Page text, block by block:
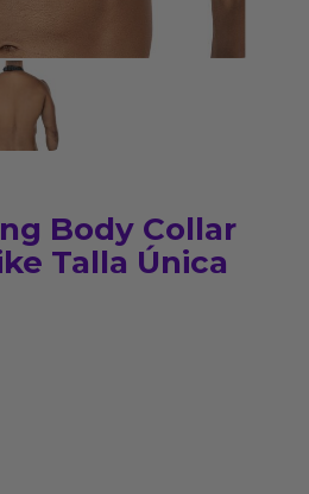
Body Collar
Talla Única